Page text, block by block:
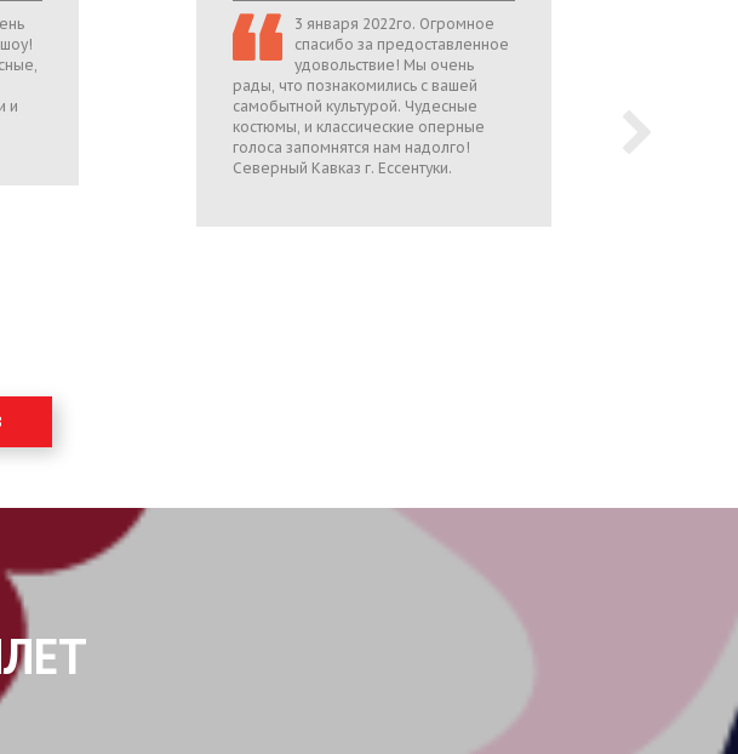
и
3 января 2022го. Огромное
спасибо за предоставленное
удовольствие! Мы очень
рады, что познакомились с вашей
самобытной культурой. Чудесные
костюмы, и классические оперные
голоса запомнятся нам надолго!
Северный Кавказ г. Ессентуки.